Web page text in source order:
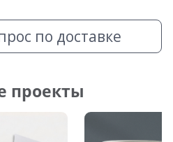
по доставке
проекты